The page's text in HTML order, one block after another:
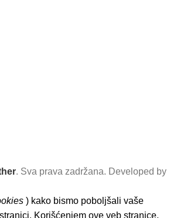
. Sva prava zadržana. Developed by
) kako bismo poboljšali vaše
Korišćenjem ove veb stranice,